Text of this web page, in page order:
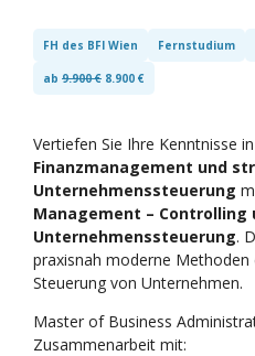
FH des BFI Wien Fernstudium
ab 9.900 € 8.900 €
Vertiefen Sie Ihre Kenntnisse in
Finanzmanagement und
Unternehmenssteuerung
Management – Controlling
Unternehmenssteuerung.
praxisnah moderne Methoden
Steuerung von Unternehmen.
Master of Business
Zusammenarbeit mit: